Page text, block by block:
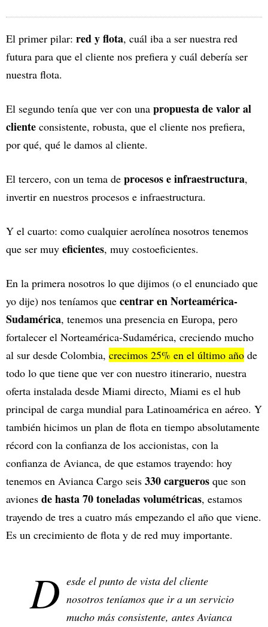
El primer pilar: red y flota, cuál iba a ser nuestra red
futura para que el cliente nos prefiera y cuál debería ser
nuestra flota.
El segundo tenía que ver con una propuesta de valor al
cliente consistente, robusta, que el cliente nos prefiera,
por qué, qué le damos al cliente.
El tercero, con un tema de procesos e infraestructura,
invertir en nuestros procesos e infraestructura.
Y el cuarto: como cualquier aerolínea nosotros tenemos
que ser muy eficientes, muy costoeficientes.
En la primera nosotros lo que dijimos (o el enunciado que
yo dije) nos teníamos que centrar en Norteamérica-
Sudamérica, tenemos una presencia en Europa, pero
fortalecer el Norteamérica-Sudamérica, creciendo mucho
al sur desde Colombia, crecimos 25% en el último año de
todo lo que tiene que ver con nuestro itinerario, nuestra
oferta instalada desde Miami directo, Miami es el hub
principal de carga mundial para Latinoamérica en aéreo. Y
también hicimos un plan de flota en tiempo absolutamente
récord con la confianza de los accionistas, con la
confianza de Avianca, de que estamos trayendo: hoy
tenemos en Avianca Cargo seis 330 cargueros que son
aviones de hasta 70 toneladas volumétricas, estamos
trayendo de tres a cuatro más empezando el año que viene.
Es un crecimiento de flota y de red muy importante.
D esde el punto de vista del cliente
nosotros teníamos que ir a un servicio
mucho más consistente, antes Avianca